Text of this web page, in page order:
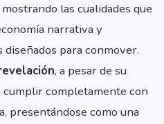
las cualidades que
narrativa y
para conmover.
, a pesar de su
completamente con
presentándose como una